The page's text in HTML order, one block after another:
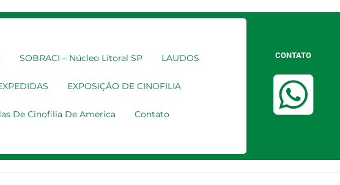
SOBRACI – Núcleo Litoral SP LAUDOS
EXPOSIÇÃO DE CINOFILIA
De Cinofilia De America Contato
CONTATO